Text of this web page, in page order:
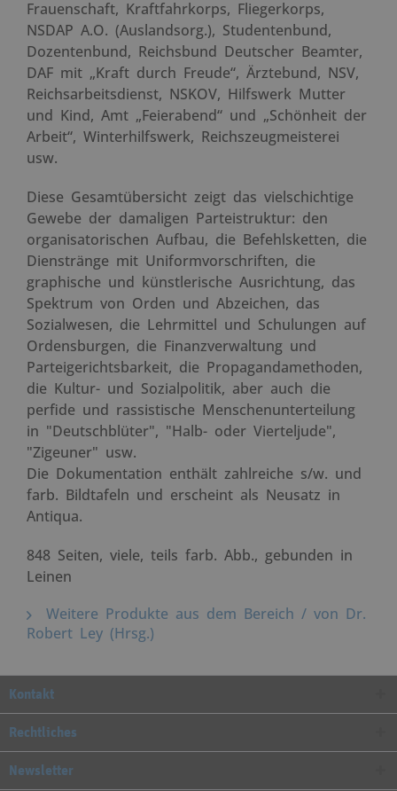
Frauenschaft, Kraftfahrkorps, Fliegerkorps,
NSDAP A.O. (Auslandsorg.), Studentenbund,
Dozentenbund, Reichsbund Deutscher Beamter,
DAF mit „Kraft durch Freude“, Ärztebund, NSV,
Reichsarbeitsdienst, NSKOV, Hilfswerk Mutter
und Kind, Amt „Feierabend“ und „Schönheit der
Arbeit“, Winterhilfswerk, Reichszeugmeisterei
usw.
Diese Gesamtübersicht zeigt das vielschichtige
Gewebe der damaligen Parteistruktur: den
organisatorischen Aufbau, die Befehlsketten, die
Dienstränge mit Uniformvorschriften, die
graphische und künstlerische Ausrichtung, das
Spektrum von Orden und Abzeichen, das
Sozialwesen, die Lehrmittel und Schulungen auf
Ordensburgen, die Finanzverwaltung und
Parteigerichtsbarkeit, die Propagandamethoden,
die Kultur- und Sozialpolitik, aber auch die
perfide und rassistische Menschenunterteilung
in "Deutschblüter", "Halb- oder Vierteljude",
"Zigeuner" usw.
Die Dokumentation enthält zahlreiche s/w. und
farb. Bildtafeln und erscheint als Neusatz in
Antiqua.
848 Seiten, viele, teils farb. Abb., gebunden in
Leinen
Weitere Produkte aus dem Bereich / von Dr.
Robert Ley (Hrsg.)
Kontakt
Rechtliches
Newsletter